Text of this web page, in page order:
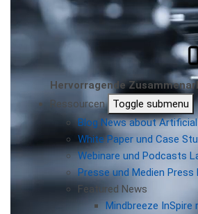
Hervorragende
Ressourcen Toggle submenu
Blog News about
White Paper und Case
Webinare und Podcasts
Presse und Medien Press
Featured News
Mindbreeze